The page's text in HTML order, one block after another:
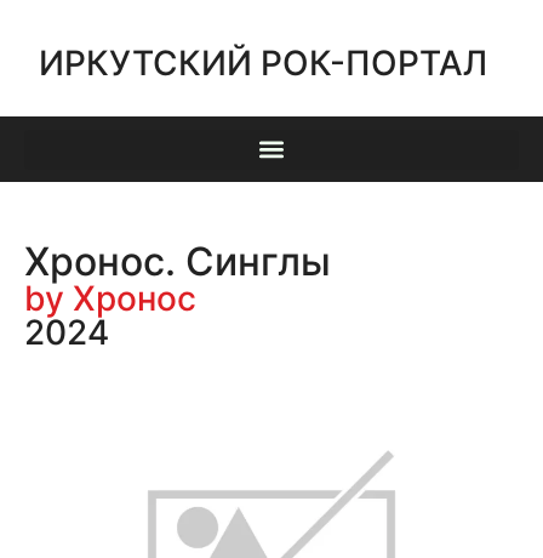
ИРКУТСКИЙ РОК-ПОРТАЛ
Хронос. Синглы
by Хронос
2024